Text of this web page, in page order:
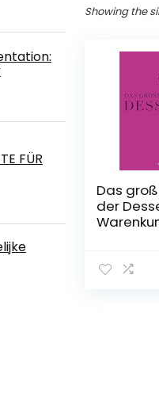
FÜR
Showing the
Das
der